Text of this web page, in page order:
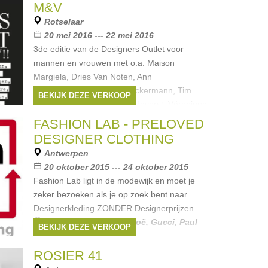
M&V
Rotselaar
20 mei 2016 --- 22 mei 2016
3de editie van de Designers Outlet voor
mannen en vrouwen met o.a. Maison
Margiela, Dries Van Noten, Ann
Demeulemeester, Haider Ackermann, Tim
Vanssteenbergen, A.F. Vandevorst, Véronique
Branquinho,
Merken: Balenciaga Etro ,Dries Van
Noten,Ann Demeulemeester ,Haider
Ackermann, ...
BEKIJK DEZE VERKOOP
FASHION LAB - PRELOVED
DESIGNER CLOTHING
Antwerpen
20 oktober 2015 --- 24 oktober 2015
Fashion Lab ligt in de modewijk en moet je
zeker bezoeken als je op zoek bent naar
Designerkleding ZONDER Designerprijzen.
Merken:Essentiel,Chloë, Gucci, Paul
Smith,Prada, ...
BEKIJK DEZE VERKOOP
ROSIER 41